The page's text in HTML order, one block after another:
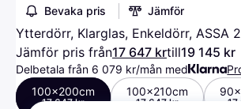
Bevaka pris Jämför
Ytterdörr, Klarglas, Enkeldörr, ASSA
Jämför pris från17 647 krtill19 145 kr
Delbetala från 6 079 kr/mån med
100x200cm
17 647 kr
100x210cm
17 647 kr 17